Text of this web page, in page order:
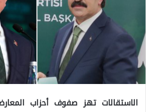
الاستقالات تهز صفوف أحزاب